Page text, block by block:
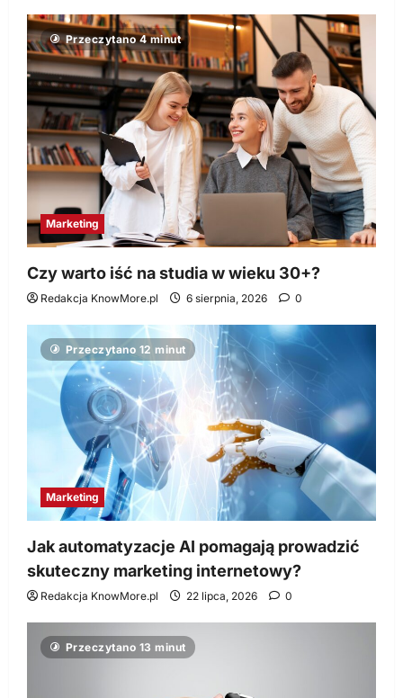
Przeczytano 4 minut
Marketing
Czy warto iść na studia w wieku 30+?
Redakcja KnowMore.pl 6 sierpnia, 2026 0
Przeczytano 12 minut
Marketing
Jak automatyzacje AI pomagają prowadzić
skuteczny marketing internetowy?
Redakcja KnowMore.pl 22 lipca, 2026 0
Przeczytano 13 minut